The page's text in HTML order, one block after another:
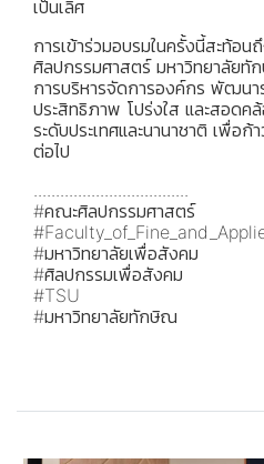
เป็นเลิศ
การเข้าร่วมอบรมในครั้งนี้สะท้อ
ศิลปกรรมศาสตร์ มหาวิทยาลัย
การบริหารจัดการองค์กร พัฒนา
ประสิทธิภาพ โปร่งใส และสอด
ระดับประเทศและนานาชาติ เพื่อก้
ต่อไป
...................................
#คณะศิลปกรรมศาสตร์
#มหาวิทยาลัยเพื่อสังคม
#ศิลปกรรมเพื่อสังคม
#TSU
#มหาวิทยาลัยทักษิณ